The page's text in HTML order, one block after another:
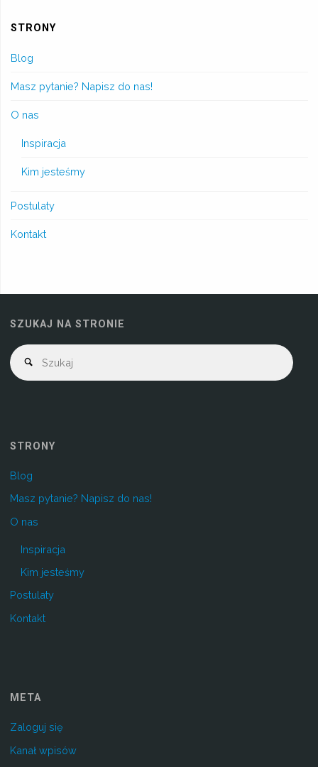
STRONY
Blog
Masz pytanie? Napisz do nas!
O nas
Inspiracja
Kim jesteśmy
Postulaty
Kontakt
SZUKAJ NA STRONIE
STRONY
Blog
Masz pytanie? Napisz do nas!
O nas
Inspiracja
Kim jesteśmy
Postulaty
Kontakt
META
Zaloguj się
Kanał wpisów